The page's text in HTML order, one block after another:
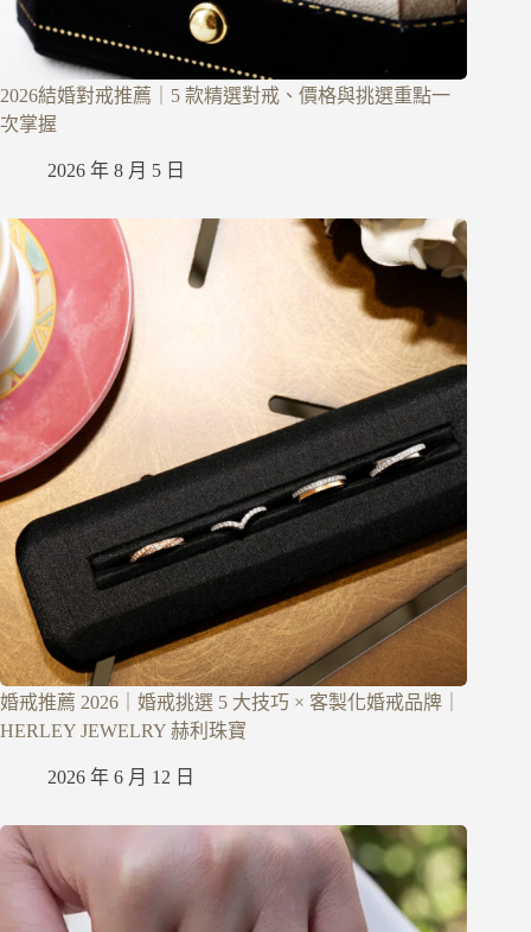
2026結婚對戒推薦｜5 款精選對戒、價格與挑選重點一
次掌握
2026 年 8 月 5 日
婚戒推薦 2026｜婚戒挑選 5 大技巧 × 客製化婚戒品牌｜
HERLEY JEWELRY 赫利珠寶
2026 年 6 月 12 日